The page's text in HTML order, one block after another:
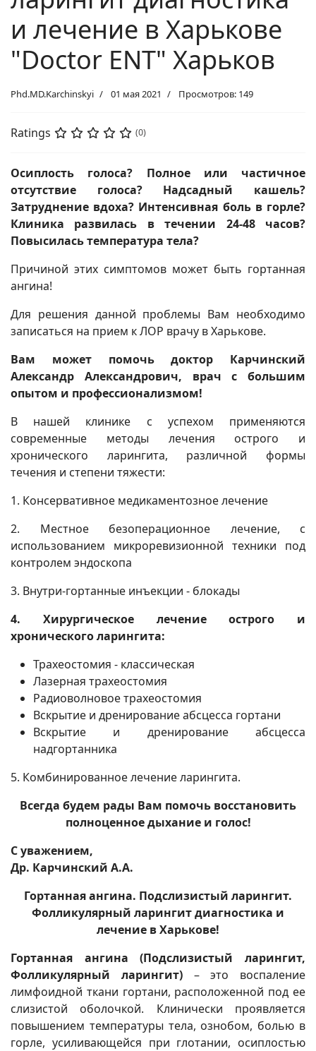
и лечение в Харькове
"Doctor ENT" Харьков
Phd.MD.Karchinskyi 01 мая 2021 Просмотров: 149
Ratings (0)
Осиплость голоса? Полное или частичное
отсутствие голоса? Надсадный кашель?
Затруднение вдоха? Интенсивная боль в горле?
Клиника развилась в течении 24-48 часов?
Повысилась температура тела?
Причиной этих симптомов может быть гортанная
ангина!
Для решения данной проблемы Вам необходимо
записаться на прием к ЛОР врачу в Харькове.
Вам может помочь доктор Карчинский
Александр Александрович, врач с большим
опытом и профессионализмом!
В нашей клинике с успехом применяются
современные методы лечения острого и
хронического ларингита, различной формы
течения и степени тяжести:
1. Консервативное медикаментозное лечение
2. Местное безоперационное лечение, с
использованием микроревизионной техники под
контролем эндоскопа
3. Внутри-гортанные инъекции - блокады
4. Хирургическое лечение острого и
хронического ларингита:
Трахеостомия - классическая
Лазерная трахеостомия
Радиоволновое трахеостомия
Вскрытие и дренирование абсцесса гортани
Вскрытие и дренирование абсцесса
надгортанника
5. Комбинированное лечение ларингита.
Всегда будем рады Вам помочь восстановить
полноценное дыхание и голос!
С уважением,
Др. Карчинский А.А.
Гортанная ангина. Подслизистый ларингит.
Фолликулярный ларингит диагностика и
лечение в Харькове!
Гортанная ангина (Подслизистый ларингит,
Фолликулярный ларингит)– это воспаление
лимфоидной ткани гортани, расположенной под ее
слизистой оболочкой. Клинически проявляется
повышением температуры тела, ознобом, болью в
горле, усиливающейся при глотании, осиплостью